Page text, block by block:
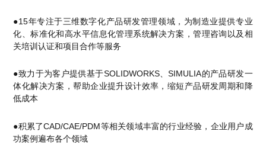
●15年专注于三维数字化产品研发管理领域，为制造业提供专业
化、标准化和高水平信息化管理系统解决方案，管理咨询以及相
关培训认证和项目合作等服务
●致力于为客户提供基于SOLIDWORKS、SIMULIA的产品研发一
体化解决方案，帮助企业提升设计效率，缩短产品研发周期和降
低成本
●积累了CAD/CAE/PDM等相关领域丰富的行业经验，企业用户成
功案例遍布各个领域